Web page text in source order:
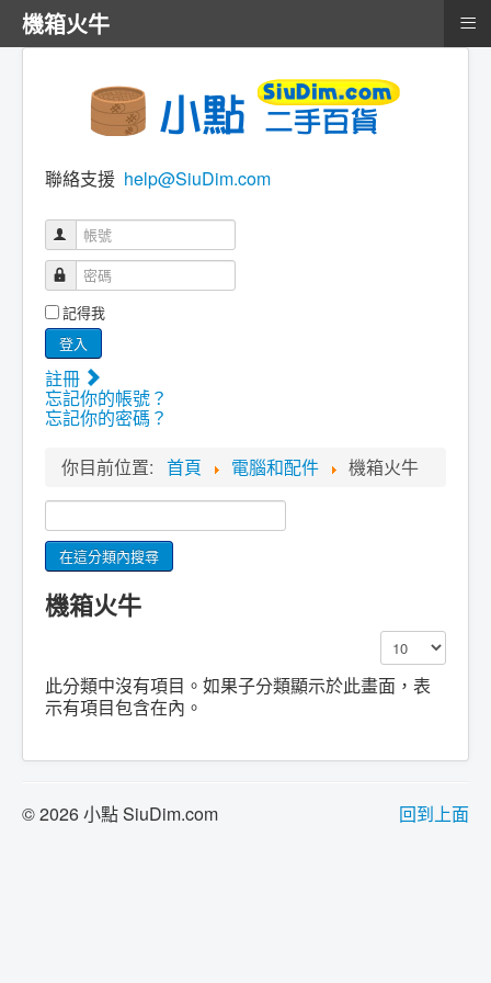
聯絡支援 help@SiuDim.com
帳號
密碼
記得我
登入
註冊
忘記你的帳號？
忘記你的密碼？
你目前位置: 首頁 電腦和配件 機箱火牛
機箱火牛
顯示數目
此分類中沒有項目。如果子分類顯示於此畫面，表
示有項目包含在內。
回到上面
© 2026 小點 SiuDim.com
機箱火牛 ≡